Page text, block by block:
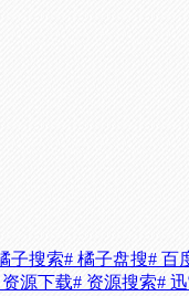
子搜索# 橘子盘搜# 百
资源下载# 资源搜索#